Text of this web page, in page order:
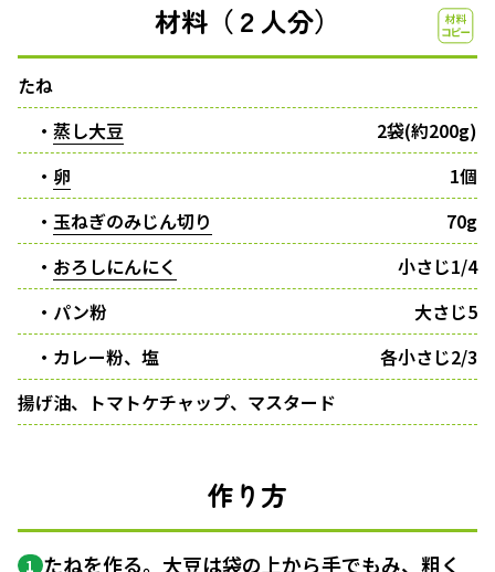
材料（２人分）
たね
・ 蒸し大豆
2袋(約200g)
・ 卵
1個
・ 玉ねぎのみじん切り
70g
・ おろしにんにく
小さじ1/4
・パン粉
大さじ5
・カレー粉、塩
各小さじ2/3
揚げ油、トマトケチャップ、マスタード
作り方
1 たねを作る。大豆は袋の上から手でもみ、粗く